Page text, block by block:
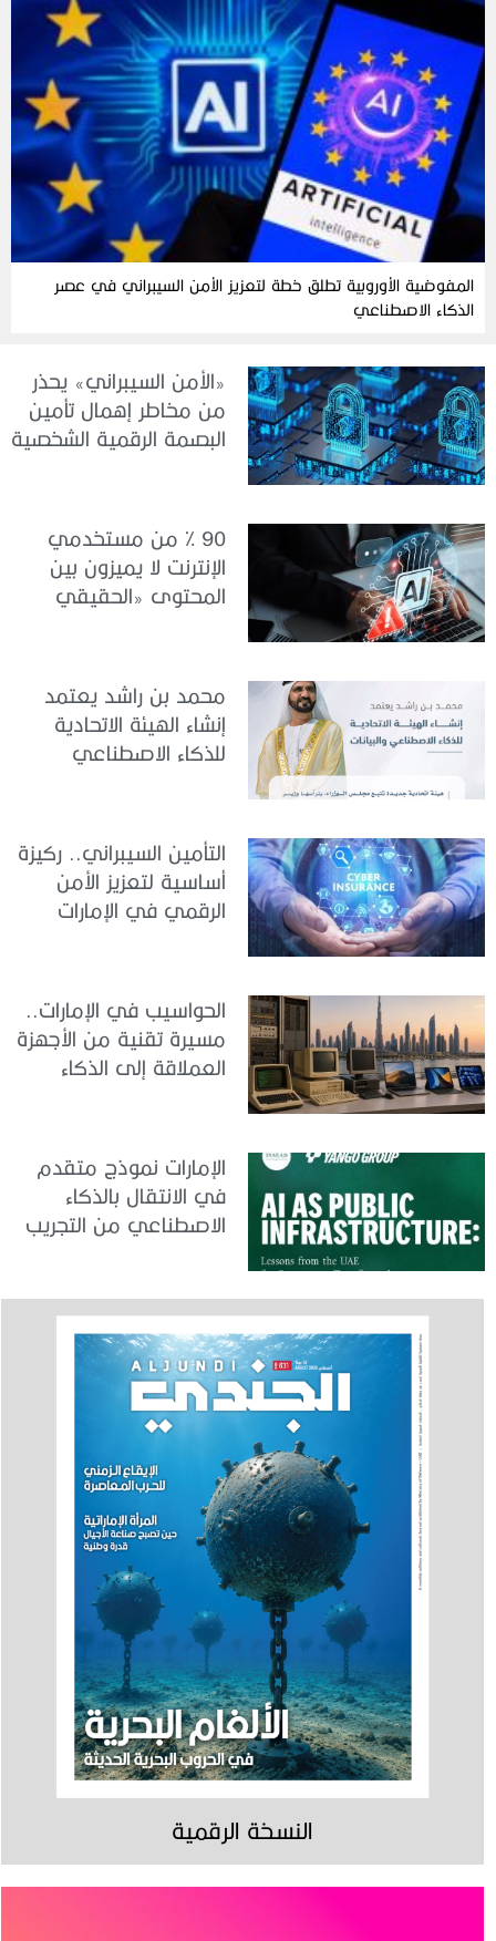
المفوضية الأوروبية تطلق خطة لتعزيز الأمن السيبراني في عصر
الذكاء الاصطناعي
«الأمن السيبراني» يحذر
من مخاطر إهمال تأمين
البصمة الرقمية الشخصية
90 % من مستخدمي
الإنترنت لا يميزون بين
المحتوى «الحقيقي
محمد بن راشد يعتمد
إنشاء الهيئة الاتحادية
للذكاء الاصطناعي
التأمين السيبراني.. ركيزة
أساسية لتعزيز الأمن
الرقمي في الإمارات
الحواسيب في الإمارات..
مسيرة تقنية من الأجهزة
العملاقة إلى الذكاء
الإمارات نموذج متقدم
في الانتقال بالذكاء
الاصطناعي من التجريب
النسخة الرقمية